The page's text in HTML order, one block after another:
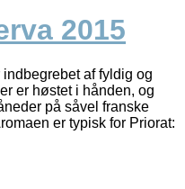
2015
af fyldig og
er høstet i hånden, og
på såvel franske
er typisk for Priorat: